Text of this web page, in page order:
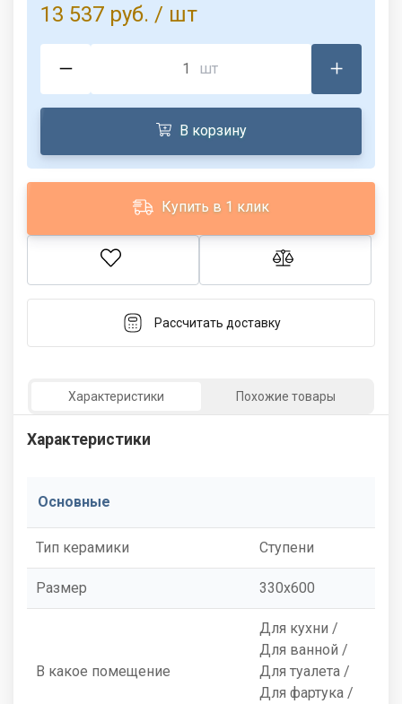
13 537 руб. / шт
шт
В корзину
Купить в 1 клик
Рассчитать доставку
Характеристики Похожие товары
Характеристики
Основные
Тип керамики Ступени
Размер 330x600
В какое помещение
Для кухни /
Для ванной /
Для туалета /
Для фартука /